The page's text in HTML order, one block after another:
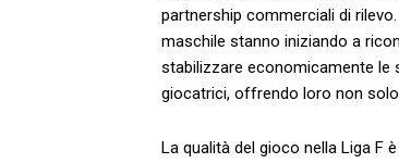
partnership commerciali di
maschile⁢ stanno ​iniziando a
stabilizzare‌ economicamente le
giocatrici, offrendo loro non
La qualità del gioco nella‌ Liga F